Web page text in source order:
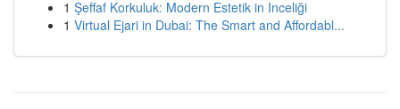
1 Şeffaf Korkuluk: Modern Estetik in Inceliği
1 Virtual Ejari in Dubai: The Smart and Affordabl...